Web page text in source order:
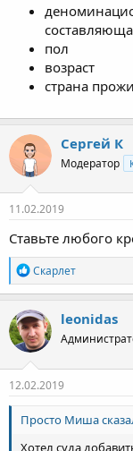
пол
возраст
страна
Сергей К
Модератор
11.02.2019
Ставьте любого
Р
е
а
к
ц
и
и
:
Скарлет
leonidas
12.02.2019
Просто Миша
Хотел суда